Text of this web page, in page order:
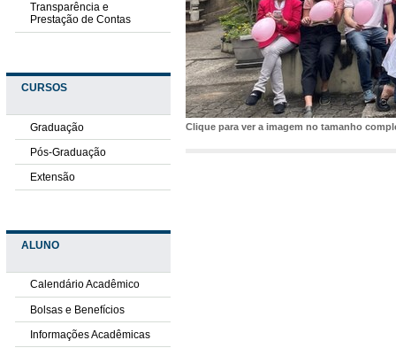
Transparência e
Prestação de Contas
CURSOS
Graduação
Pós-Graduação
Extensão
ALUNO
Calendário Acadêmico
Bolsas e Benefícios
Informações Acadêmicas
Clique para ver a imagem no tamanho